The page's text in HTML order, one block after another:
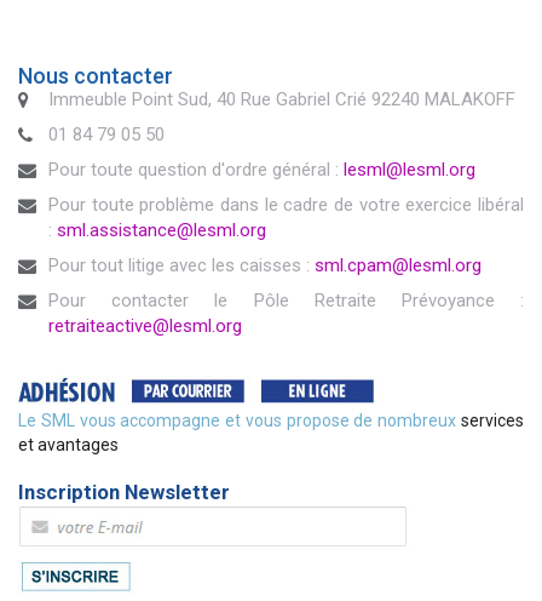
Nous contacter
Immeuble Point Sud, 40 Rue Gabriel Crié 92240 MALAKOFF
01 84 79 05 50
Pour toute question d'ordre général : lesml@lesml.org
Pour toute problème dans le cadre de votre exercice libéral
: sml.assistance@lesml.org
Pour tout litige avec les caisses : sml.cpam@lesml.org
Pour contacter le Pôle Retraite Prévoyance :
retraiteactive@lesml.org
Le SML vous accompagne et vous propose de nombreux services
et avantages
Inscription Newsletter